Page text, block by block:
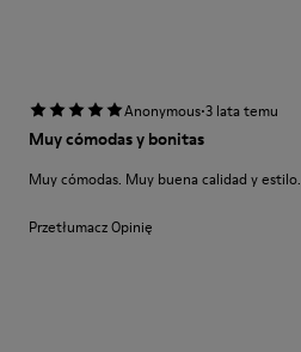
Anonymous·3 lata temu
Muy cómodas y bonitas
Muy cómodas. Muy buena calidad y estilo.
Przetłumacz Opinię